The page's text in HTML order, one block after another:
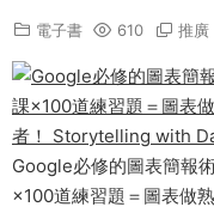
電子書 610 推廣
Google必修的圖表簡報
×100道練習題＝圖表做